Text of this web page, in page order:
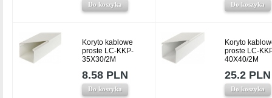
Do koszyka Do koszyka
Koryto kablowe
proste LC-KKP-
35X30/2M
8.58 PLN
Do koszyka
Koryto
proste LC-
40X40/2M
25.2 PLN
Do koszyka